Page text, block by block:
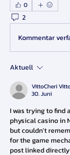
0
2
Kommentar
Aktuell
VittoCheri
30. Juni
I was trying to find
physical casino in
but couldn't
for the game
post linked